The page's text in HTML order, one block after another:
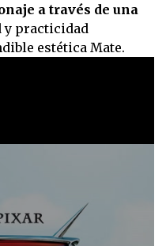
a través de una
y practicidad
estética Mate.